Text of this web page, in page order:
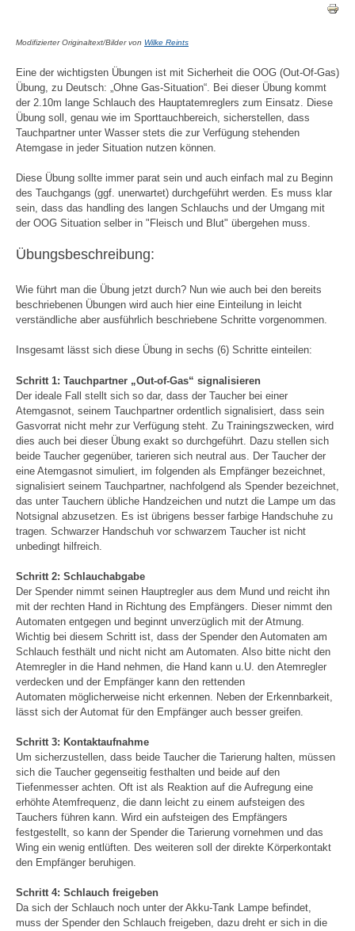
Modifizierter Originaltext/Bilder von Wilke Reints
Eine der wichtigsten Übungen ist mit Sicherheit die OOG (Out-Of-Gas)
Übung, zu Deutsch: „Ohne Gas-Situation“. Bei dieser Übung kommt
der 2.10m lange Schlauch des Hauptatemreglers zum Einsatz. Diese
Übung soll, genau wie im Sporttauchbereich, sicherstellen, dass
Tauchpartner unter Wasser stets die zur Verfügung stehenden
Atemgase in jeder Situation nutzen können.
Diese Übung sollte immer parat sein und auch einfach mal zu Beginn
des Tauchgangs (ggf. unerwartet) durchgeführt werden. Es muss klar
sein, dass das handling des langen Schlauchs und der Umgang mit
der OOG Situation selber in "Fleisch und Blut" übergehen muss.
Übungsbeschreibung:
Wie führt man die Übung jetzt durch? Nun wie auch bei den bereits
beschriebenen Übungen wird auch hier eine Einteilung in leicht
verständliche aber ausführlich beschriebene Schritte vorgenommen.
Insgesamt lässt sich diese Übung in sechs (6) Schritte einteilen:
Schritt 1: Tauchpartner „Out-of-Gas“ signalisieren
Der ideale Fall stellt sich so dar, dass der Taucher bei einer
Atemgasnot, seinem Tauchpartner ordentlich signalisiert, dass sein
Gasvorrat nicht mehr zur Verfügung steht. Zu Trainingszwecken, wird
dies auch bei dieser Übung exakt so durchgeführt. Dazu stellen sich
beide Taucher gegenüber, tarieren sich neutral aus. Der Taucher der
eine Atemgasnot simuliert, im folgenden als Empfänger bezeichnet,
signalisiert seinem Tauchpartner, nachfolgend als Spender bezeichnet,
das unter Tauchern übliche Handzeichen und nutzt die Lampe um das
Notsignal abzusetzen. Es ist übrigens besser farbige Handschuhe zu
tragen. Schwarzer Handschuh vor schwarzem Taucher ist nicht
unbedingt hilfreich.
Schritt 2: Schlauchabgabe
Der Spender nimmt seinen Hauptregler aus dem Mund und reicht ihn
mit der rechten Hand in Richtung des Empfängers. Dieser nimmt den
Automaten entgegen und beginnt unverzüglich mit der Atmung.
Wichtig bei diesem Schritt ist, dass der Spender den Automaten am
Schlauch festhält und nicht nicht am Automaten. Also bitte nicht den
Atemregler in die Hand nehmen, die Hand kann u.U. den Atemregler
verdecken und der Empfänger kann den rettenden
Automaten möglicherweise nicht erkennen. Neben der Erkennbarkeit,
lässt sich der Automat für den Empfänger auch besser greifen.
Schritt 3: Kontaktaufnahme
Um sicherzustellen, dass beide Taucher die Tarierung halten, müssen
sich die Taucher gegenseitig festhalten und beide auf den
Tiefenmesser achten. Oft ist als Reaktion auf die Aufregung eine
erhöhte Atemfrequenz, die dann leicht zu einem aufsteigen des
Tauchers führen kann. Wird ein aufsteigen des Empfängers
festgestellt, so kann der Spender die Tarierung vornehmen und das
Wing ein wenig entlüften. Des weiteren soll der direkte Körperkontakt
den Empfänger beruhigen.
Schritt 4: Schlauch freigeben
Da sich der Schlauch noch unter der Akku-Tank Lampe befindet,
muss der Spender den Schlauch freigeben, dazu dreht er sich in die